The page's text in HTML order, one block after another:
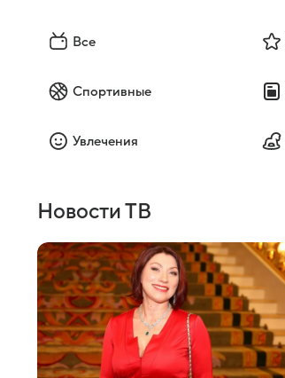
Все
Спортивные
Увлечения
Новости ТВ